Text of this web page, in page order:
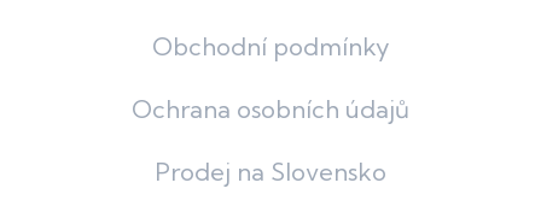
Obchodní podmínky
Ochrana osobních údajů
Prodej na Slovensko